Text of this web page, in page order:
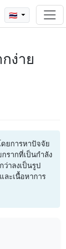
🇹🇭
ง่าย
ยการหาปัจจัย
รากที่เป็นกำลัง
าลงเป็นรูป
ะเนื้อหาการ